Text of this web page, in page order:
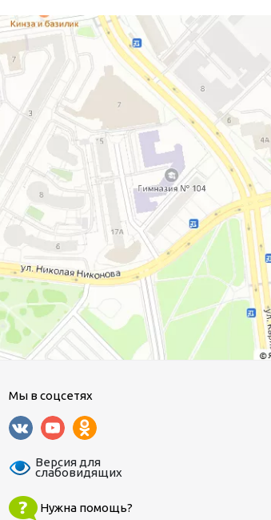
Мы в соцсетях
Версия для
слабовидящих
Нужна помощь?